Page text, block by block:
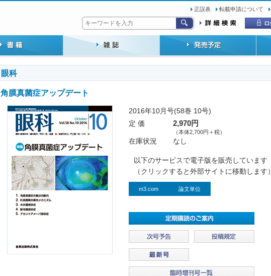
正誤表 転載申請について
眼科
角膜真菌症アップデート
2016年10月号(58巻 10号)
定 価
2,970円
（本体2,700円＋税）
在庫状況 なし
以下のサービスで電子版を販売しています
（クリックすると外部サイトに移動します）
m3.com 論文単位